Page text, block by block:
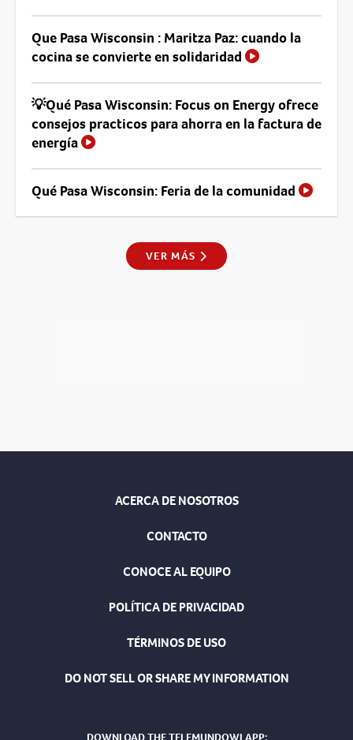
Que Pasa Wisconsin : Maritza Paz: cuando la
cocina se convierte en solidaridad
💡Qué Pasa Wisconsin: Focus on Energy ofrece
consejos practicos para ahorra en la factura de
energía
Qué Pasa Wisconsin: Feria de la comunidad
VER MÁS
ACERCA DE NOSOTROS
CONTACTO
CONOCE AL EQUIPO
POLÍTICA DE PRIVACIDAD
TÉRMINOS DE USO
DO NOT SELL OR SHARE MY INFORMATION